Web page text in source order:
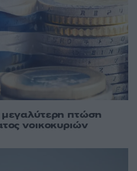
πτώση
νοικοκυριών